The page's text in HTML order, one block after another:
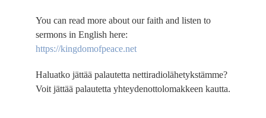
You can read more about our faith and listen to
sermons in English here:
https://kingdomofpeace.net
Haluatko jättää palautetta nettiradiolähetykstämme?
Voit jättää palautetta yhteydenottolomakkeen kautta.